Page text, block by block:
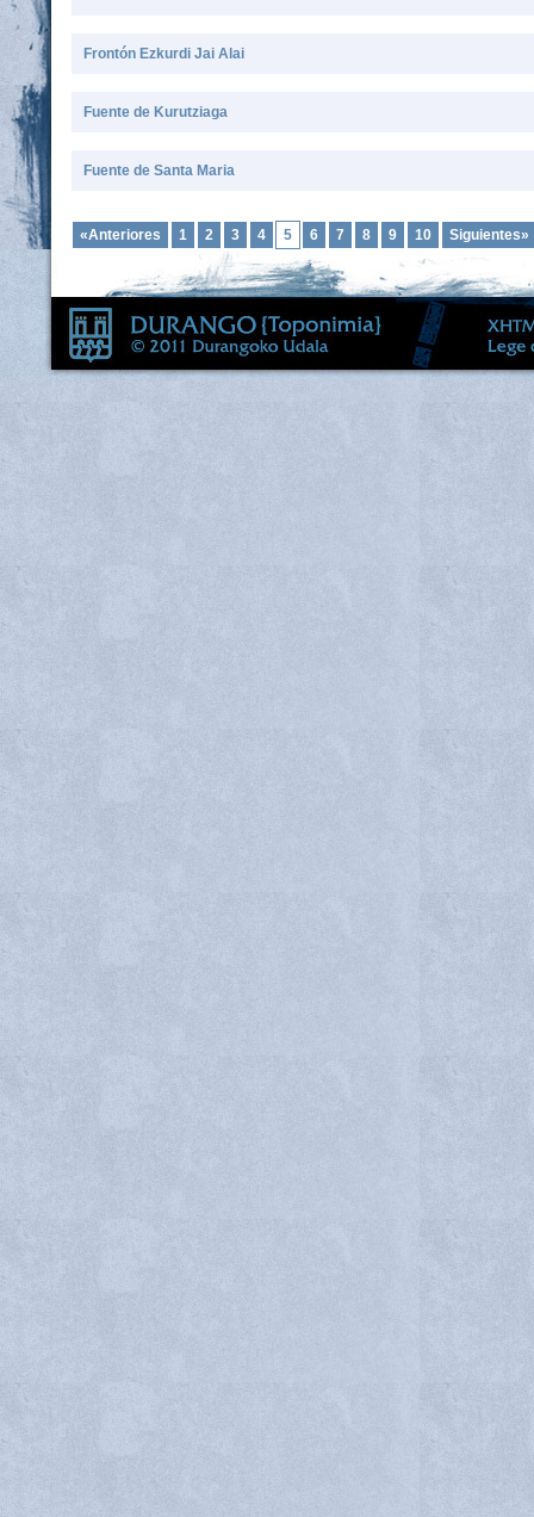
Frontón Ezkurdi Jai Alai
Fuente de Kurutziaga
Fuente de Santa Maria
«Anteriores 1 2 3 4 5 6 7 8 9 10 Siguientes»